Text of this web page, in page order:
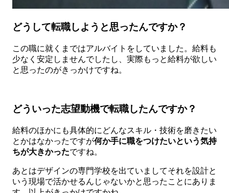
どうして転職しようと思ったんですか？
この職に就くまではアルバイトをしていました。給料も
少なく安定しませんでしたし、実際もっと給料が欲しい
と思ったのがきっかけですね。
どういった志望動機で転職したんですか？
給料のほかにも具体的にどんなスキル・技術を磨きたい
とかはなかったですが何か手に職をつけたいという気持
ちが大きかったですね。
あとはデザインの専門学校を出ていましてそれを設計と
いう現場で活かせるんじゃないかと思ったことにありま